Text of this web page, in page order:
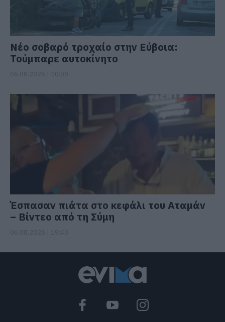
Νέο σοβαρό τροχαίο στην Εύβοια:
Τούμπαρε αυτοκίνητο
Έσπασαν πιάτα στο κεφάλι του Αταμάν
– Βίντεο από τη Σύμη